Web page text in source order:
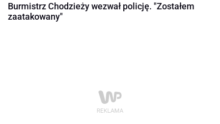
Burmistrz Chodzieży wezwał policję. "Zostałem
zaatakowany"